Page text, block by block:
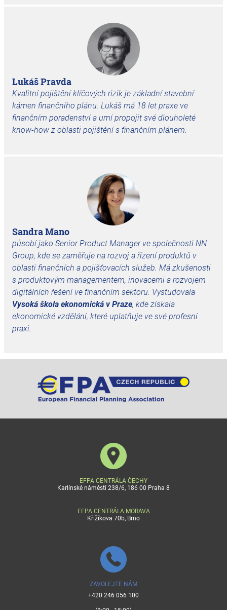
Lukáš Pravda
Kvalitní pojištění klíčových rizik je základní stavební
kámen finančního plánu. Lukáš má 18 let praxe ve
finančním poradenství a umí propojit své dlouholeté
know-how z oblasti pojištění s finančním plánem.
Sandra Mano
působí jako Senior Product Manager ve společnosti NN
Group, kde se zaměřuje na rozvoj a řízení produktů v
oblasti finančních a pojišťovacích služeb. Má zkušenosti
s produktovým managementem, inovacemi a rozvojem
digitálních řešení ve finančním sektoru. Vystudovala
Vysoká škola ekonomická v Praze, kde získala
ekonomické vzdělání, které uplatňuje ve své profesní
praxi.
EFPA CENTRÁLA ČECHY
Karlínské náměstí 238/6, 186 00 Praha 8
EFPA CENTRÁLA MORAVA
Křižíkova 70b, Brno
ZAVOLEJTE NÁM
+420 246 056 100